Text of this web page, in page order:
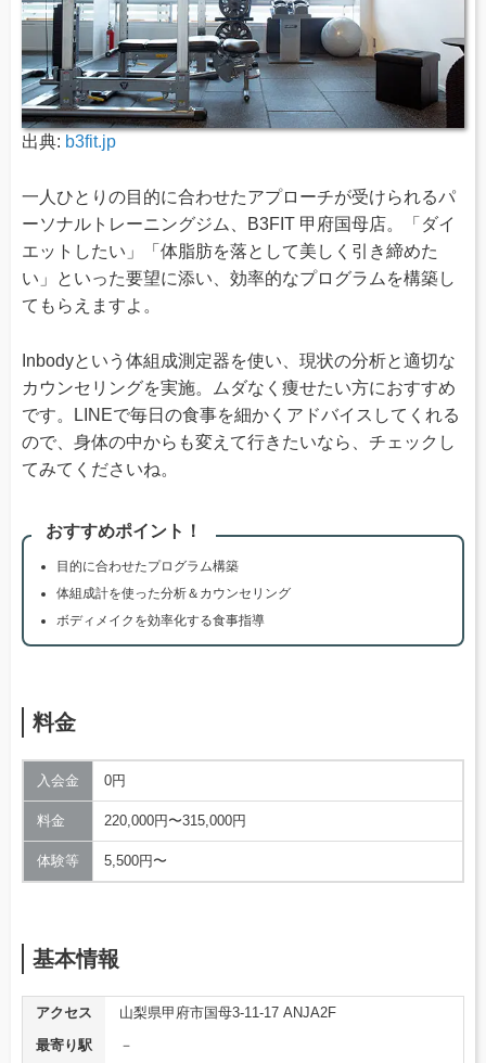
出典: b3fit.jp
一人ひとりの目的に合わせたアプローチが受けられるパ
ーソナルトレーニングジム、B3FIT 甲府国母店。「ダイ
エットしたい」「体脂肪を落として美しく引き締めた
い」といった要望に添い、効率的なプログラムを構築し
てもらえますよ。
Inbodyという体組成測定器を使い、現状の分析と適切な
カウンセリングを実施。ムダなく痩せたい方におすすめ
です。LINEで毎日の食事を細かくアドバイスしてくれる
ので、身体の中からも変えて行きたいなら、チェックし
てみてくださいね。
おすすめポイント！
目的に合わせたプログラム構築
体組成計を使った分析＆カウンセリング
ボディメイクを効率化する食事指導
料金
入会金 0円
料金 220,000円〜315,000円
体験等 5,500円〜
基本情報
アクセス
山梨県甲府市国母3-11-17 ANJA2F
最寄り駅
－